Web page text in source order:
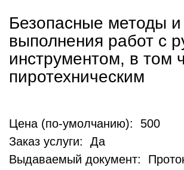
Безопасные методы
выполнения работ с
инструментом, в том
пиротехническим
Цена (по-умолчанию): 500
Заказ услуги: Да
Выдаваемый документ: